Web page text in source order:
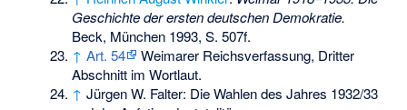
Geschichte der ersten deutschen Demokratie.
Beck, München 1993, S. 507f.
↑ Art. 54
Weimarer Reichsverfassung, Dritter
Abschnitt im Wortlaut.
↑ Jürgen W. Falter: Die Wahlen des Jahres 1932/33